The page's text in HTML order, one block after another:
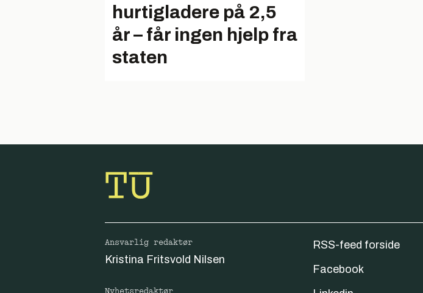
hurtigladere på 2,5
år – får ingen hjelp fra
staten
Ansvarlig redaktør
Kristina Fritsvold Nilsen
Nyhetsredaktør
RSS-feed forside
Facebook